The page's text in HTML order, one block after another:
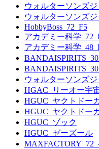
ウォルターソンズ
ウォルターソンズ
HobbyBoss_72_F5
アカデミー科学
アカデミー科学
ウォルターソンズ
HGAC_リーオー宇
HGUC_ヤクトドー
HGUC_ヤクトドー
HGUC_ゾック
HGUC_ゼーズール